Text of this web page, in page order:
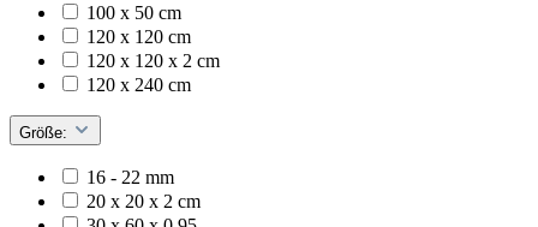
100 x 50 cm
120 x 120 cm
120 x 120 x 2 cm
120 x 240 cm
Größe:
16 - 22 mm
20 x 20 x 2 cm